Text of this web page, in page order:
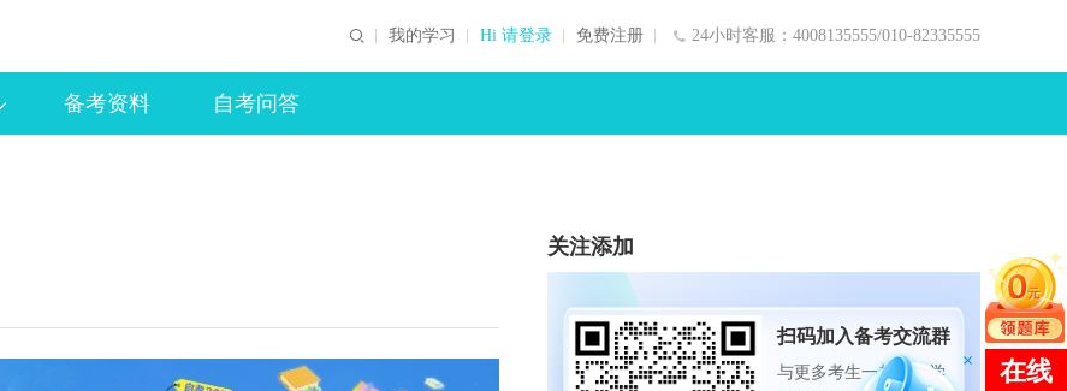
24小时客服：4008135555/010-82335555
我的学习 Hi 请登录 免费注册
备考资料 自考问答
关注添加
扫码加入备考交流群
与更多考生一起交流学